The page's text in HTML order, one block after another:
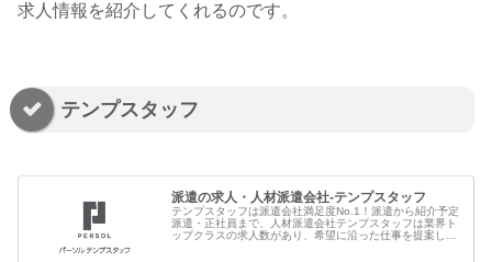
求人情報を紹介してくれるのです。
テンプスタッフ
派遣の求人・人材派遣会社-テンプスタッフ
テンプスタッフは派遣会社満足度No.1！派遣から紹介予定
派遣・正社員まで、人材派遣会社テンプスタッフは業界ト
ップクラスの求人数があり、希望に沿った仕事を提案しま